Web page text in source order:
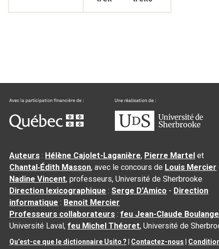
Auteurs : Hélène Cajolet-Laganière, Pierre Martel et
Chantal‑Édith Masson, avec le concours de Louis Mercier
Nadine Vincent, professeurs, Université de Sherbrooke
Direction lexicographique :Serge D’Amico - Direction
informatique : Benoit Mercier
Professeurs collaborateurs :feu Jean-Claude
Université Laval,feu Michel Théoret, Université de
Qu’est-ce que le dictionnaire Usito ? | Contactez-nous |